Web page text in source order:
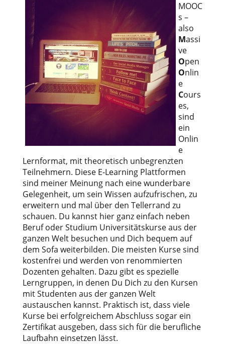
MOOC
s –
also
Massi
ve
Open
Onlin
e
Cours
es,
sind
ein
Onlin
e
Lernformat, mit theoretisch unbegrenzten
Teilnehmern. Diese E-Learning Plattformen
sind meiner Meinung nach eine wunderbare
Gelegenheit, um sein Wissen aufzufrischen, zu
erweitern und mal über den Tellerrand zu
schauen. Du kannst hier ganz einfach neben
Beruf oder Studium Universitätskurse aus der
ganzen Welt besuchen und Dich bequem auf
dem Sofa weiterbilden. Die meisten Kurse sind
kostenfrei und werden von renommierten
Dozenten gehalten. Dazu gibt es spezielle
Lerngruppen, in denen Du Dich zu den Kursen
mit Studenten aus der ganzen Welt
austauschen kannst. Praktisch ist, dass viele
Kurse bei erfolgreichem Abschluss sogar ein
Zertifikat ausgeben, dass sich für die berufliche
Laufbahn einsetzen lässt.